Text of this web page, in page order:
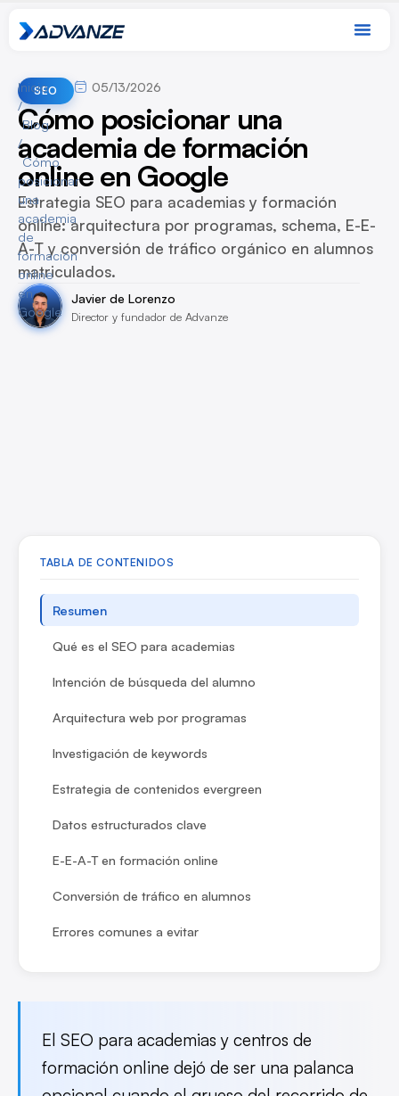
SEO 05/13/2026
Cómo posicionar una
academia de formación
online en Google
Estrategia SEO para academias y formación
online: arquitectura por programas, schema, E-E-
A-T y conversión de tráfico orgánico en alumnos
matriculados.
Javier de Lorenzo
Director y fundador de Advanze
Inicio
/
Blog
/
Cómo
posicionar
una
academia
de
formación
online
en
Google
TABLA DE CONTENIDOS
Resumen
Qué es el SEO para academias
Intención de búsqueda del alumno
Arquitectura web por programas
Investigación de keywords
Estrategia de contenidos evergreen
Datos estructurados clave
E-E-A-T en formación online
Conversión de tráfico en alumnos
Errores comunes a evitar
El SEO para academias y centros de
formación online dejó de ser una palanca